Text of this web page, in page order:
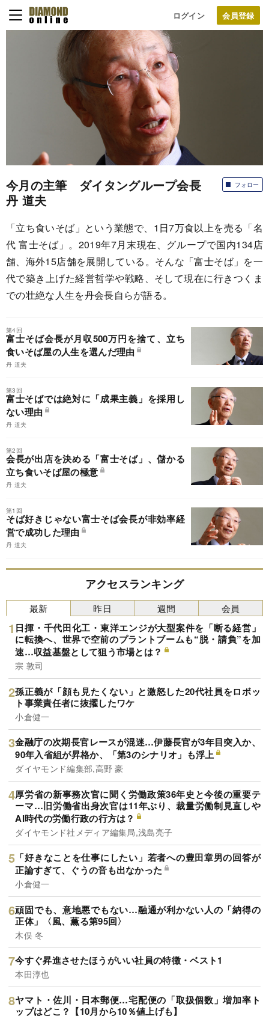
ログイン
フォロー
今月の主筆 ダイタングループ会長
丹 道夫
「立ち食いそば」という業態で、1日7万食以上を売る「名
代 富士そば」。2019年7月末現在、グループで国内134店
舗、海外15店舗を展開している。そんな「富士そば」を一
代で築き上げた経営哲学や戦略、そして現在に行きつくま
での壮絶な人生を丹会長自らが語る。
第4回
富士そば会長が月収500万円を捨て、立ち
食いそば屋の人生を選んだ理由
丹 道夫
第3回
富士そばでは絶対に「成果主義」を採用し
ない理由
丹 道夫
第2回
会長が出店を決める「富士そば」、儲かる
立ち食いそば屋の極意
丹 道夫
第1回
そば好きじゃない富士そば会長が非効率経
営で成功した理由
丹 道夫
アクセスランキング
最新
日揮・千代田化工・東洋エンジが大型案件を「断る経営」
に転換へ、世界で空前のプラントブームも“脱・請負”を加
速…収益基盤として狙う市場とは？
宗 敦司
孫正義が「顔も見たくない」と激怒した20代社員をロボッ
ト事業責任者に抜擢したワケ
小倉健一
金融庁の次期長官レースが混迷…伊藤長官が3年目突入か、
90年入省組が昇格か、「第3のシナリオ」も浮上
ダイヤモンド編集部,高野 豪
厚労省の新事務次官に聞く労働政策36年史と今後の重要テ
ーマ…旧労働省出身次官は11年ぶり、裁量労働制見直しや
AI時代の労働行政の行方は？
ダイヤモンド社メディア編集局,浅島亮子
「好きなことを仕事にしたい」若者への豊田章男の回答が
正論すぎて、ぐうの音も出なかった
小倉健一
頑固でも、意地悪でもない…融通が利かない人の「納得の
正体」〈風、薫る第95回〉
木俣 冬
今すぐ昇進させたほうがいい社員の特徴・ベスト1
本田淳也
ヤマト・佐川・日本郵便…宅配便の「取扱個数」増加率ト
ップはどこ？【10月から10％値上げも】
昨日 週間 会員